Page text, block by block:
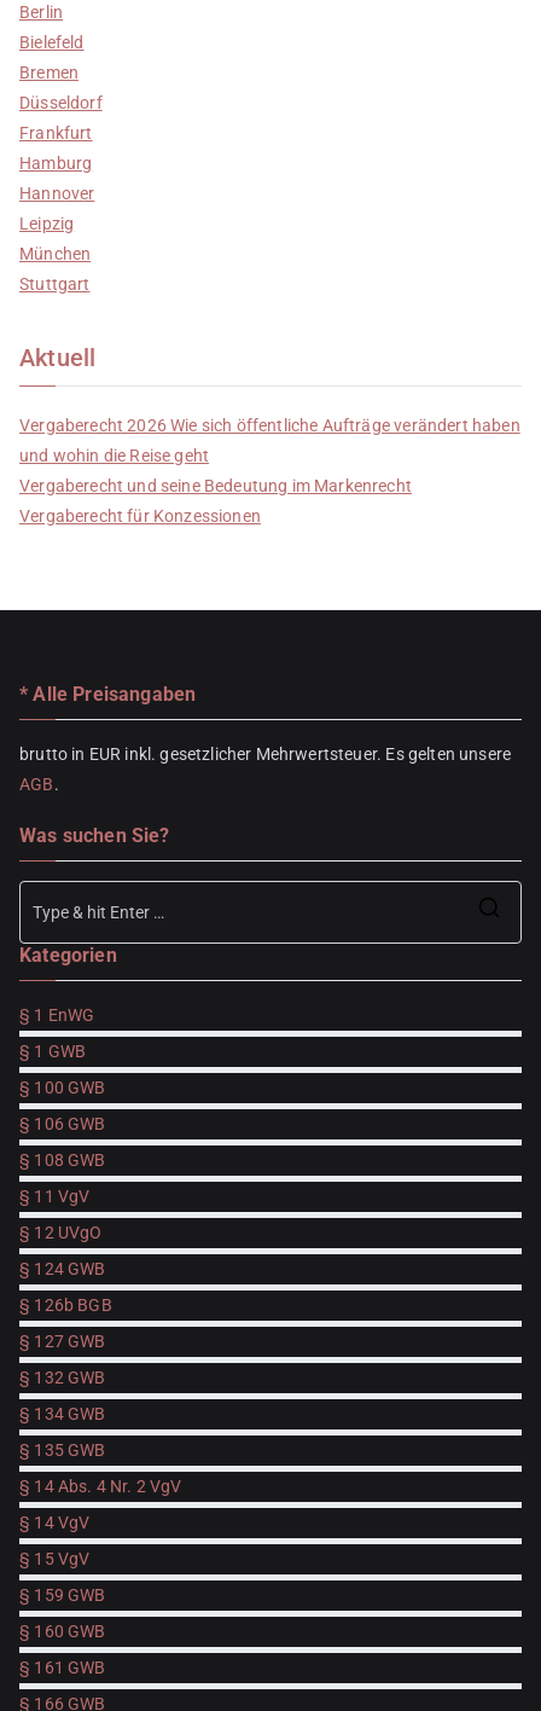
Berlin
Bielefeld
Bremen
Düsseldorf
Frankfurt
Hamburg
Hannover
Leipzig
München
Stuttgart
Aktuell
Vergaberecht 2026 Wie sich öffentliche Aufträge verändert haben
und wohin die Reise geht
Vergaberecht und seine Bedeutung im Markenrecht
Vergaberecht für Konzessionen
* Alle Preisangaben
brutto in EUR inkl. gesetzlicher Mehrwertsteuer. Es gelten unsere
AGB.
Was suchen Sie?
Kategorien
§ 1 EnWG
§ 1 GWB
§ 100 GWB
§ 106 GWB
§ 108 GWB
§ 11 VgV
§ 12 UVgO
§ 124 GWB
§ 126b BGB
§ 127 GWB
§ 132 GWB
§ 134 GWB
§ 135 GWB
§ 14 Abs. 4 Nr. 2 VgV
§ 14 VgV
§ 15 VgV
§ 159 GWB
§ 160 GWB
§ 161 GWB
§ 166 GWB